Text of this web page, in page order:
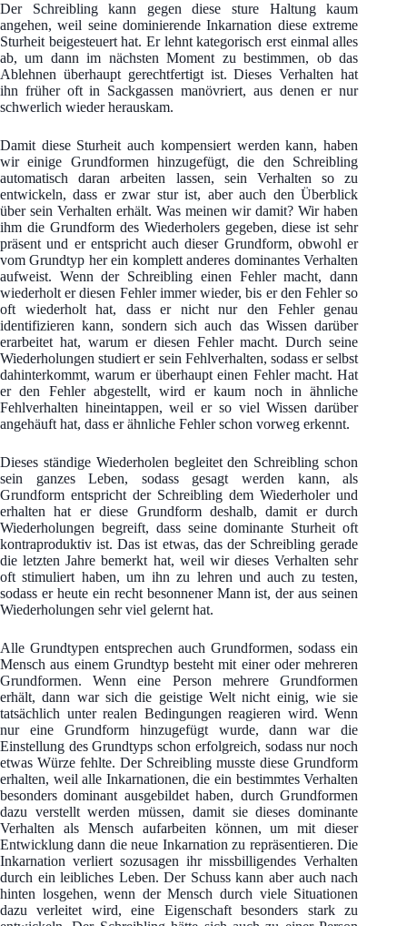
Der Schreibling kann gegen diese sture Haltung kaum
angehen, weil seine dominierende Inkarnation diese extreme
Sturheit beigesteuert hat. Er lehnt kategorisch erst einmal alles
ab, um dann im nächsten Moment zu bestimmen, ob das
Ablehnen überhaupt gerechtfertigt ist. Dieses Verhalten hat
ihn früher oft in Sackgassen manövriert, aus denen er nur
schwerlich wieder herauskam.
Damit diese Sturheit auch kompensiert werden kann, haben
wir einige Grundformen hinzugefügt, die den Schreibling
automatisch daran arbeiten lassen, sein Verhalten so zu
entwickeln, dass er zwar stur ist, aber auch den Überblick
über sein Verhalten erhält. Was meinen wir damit? Wir haben
ihm die Grundform des Wiederholers gegeben, diese ist sehr
präsent und er entspricht auch dieser Grundform, obwohl er
vom Grundtyp her ein komplett anderes dominantes Verhalten
aufweist. Wenn der Schreibling einen Fehler macht, dann
wiederholt er diesen Fehler immer wieder, bis er den Fehler so
oft wiederholt hat, dass er nicht nur den Fehler genau
identifizieren kann, sondern sich auch das Wissen darüber
erarbeitet hat, warum er diesen Fehler macht. Durch seine
Wiederholungen studiert er sein Fehlverhalten, sodass er selbst
dahinterkommt, warum er überhaupt einen Fehler macht. Hat
er den Fehler abgestellt, wird er kaum noch in ähnliche
Fehlverhalten hineintappen, weil er so viel Wissen darüber
angehäuft hat, dass er ähnliche Fehler schon vorweg erkennt.
Dieses ständige Wiederholen begleitet den Schreibling schon
sein ganzes Leben, sodass gesagt werden kann, als
Grundform entspricht der Schreibling dem Wiederholer und
erhalten hat er diese Grundform deshalb, damit er durch
Wiederholungen begreift, dass seine dominante Sturheit oft
kontraproduktiv ist. Das ist etwas, das der Schreibling gerade
die letzten Jahre bemerkt hat, weil wir dieses Verhalten sehr
oft stimuliert haben, um ihn zu lehren und auch zu testen,
sodass er heute ein recht besonnener Mann ist, der aus seinen
Wiederholungen sehr viel gelernt hat.
Alle Grundtypen entsprechen auch Grundformen, sodass ein
Mensch aus einem Grundtyp besteht mit einer oder mehreren
Grundformen. Wenn eine Person mehrere Grundformen
erhält, dann war sich die geistige Welt nicht einig, wie sie
tatsächlich unter realen Bedingungen reagieren wird. Wenn
nur eine Grundform hinzugefügt wurde, dann war die
Einstellung des Grundtyps schon erfolgreich, sodass nur noch
etwas Würze fehlte. Der Schreibling musste diese Grundform
erhalten, weil alle Inkarnationen, die ein bestimmtes Verhalten
besonders dominant ausgebildet haben, durch Grundformen
dazu verstellt werden müssen, damit sie dieses dominante
Verhalten als Mensch aufarbeiten können, um mit dieser
Entwicklung dann die neue Inkarnation zu repräsentieren. Die
Inkarnation verliert sozusagen ihr missbilligendes Verhalten
durch ein leibliches Leben. Der Schuss kann aber auch nach
hinten losgehen, wenn der Mensch durch viele Situationen
dazu verleitet wird, eine Eigenschaft besonders stark zu